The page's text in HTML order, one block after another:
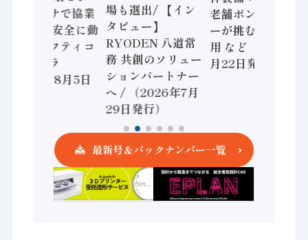
ョンセンサで協業
/ IDEC、安全に動
かすセーフティコ
ントローラ
（2026年8月5日
場も選出/ 【イン
タビュー】
RYODEN 八道常
務 共創のソリュー
ションパートナー
へ / （2026年7月
29日発行）
老舗ポンプメーカ
ーが挑むデータ活
用 など（2026年7
月22日発行）
最新号＆バックナンバー一覧